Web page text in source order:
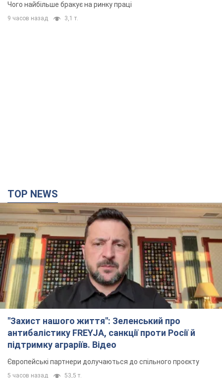
"Захист нашого життя": Зеленський про
антибалістику FREYJA, санкції проти Росії й
підтримку аграріїв. Відео
Європейські партнери долучаються до спільного проєкту
5 часов назад 53,5 т.
"Балістика вбиває людей": Сікорський закликав
обговорити перехоплення ворожих ракет над
Україною
Глава МЗС Польщі закликав до збиття російських ракет над